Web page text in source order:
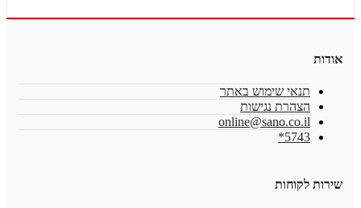
אודות
תנאי שימוש באתר
הצהרת נגישות
online@sano.co.il
5743*
שירות לקוחות